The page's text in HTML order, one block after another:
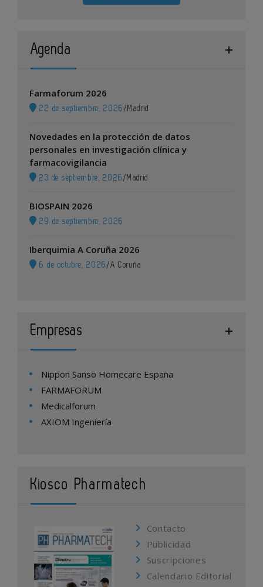
Agenda
Farmaforum 2026
22 de septiembre, 2026 / Madrid
Novedades en la protección de datos
personales en investigación clínica y
farmacovigilancia
23 de septiembre, 2026 / Madrid
BIOSPAIN 2026
29 de septiembre, 2026
Iberquimia A Coruña 2026
6 de octubre, 2026 /A Coruña
Empresas
Nippon Sanso Homecare España
FARMAFORUM
Medicalforum
AXIOM Ingeniería
Kiosco Pharmatech
Contacto
Publicidad
Suscripciones
Calendario Editorial